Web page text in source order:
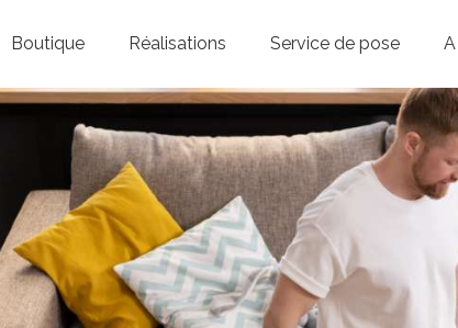
Boutique Réalisations Service de pose